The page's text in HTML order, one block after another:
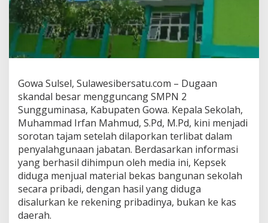
d
i
S
M
N
S
u
g
g
u
m
i
n
a
s
a
Gowa Sulsel, Sulawesibersatu.com – Dugaan
skandal besar mengguncang SMPN 2
Sungguminasa, Kabupaten Gowa. Kepala Sekolah,
Muhammad Irfan Mahmud, S.Pd, M.Pd, kini menjadi
sorotan tajam setelah dilaporkan terlibat dalam
penyalahgunaan jabatan. Berdasarkan informasi
yang berhasil dihimpun oleh media ini, Kepsek
diduga menjual material bekas bangunan sekolah
secara pribadi, dengan hasil yang diduga
disalurkan ke rekening pribadinya, bukan ke kas
daerah.